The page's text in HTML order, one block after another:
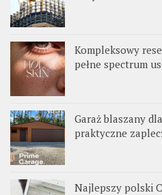
Kompleksowy
pełne spectrum
Garaż blaszany
praktyczne
Najlepszy polski